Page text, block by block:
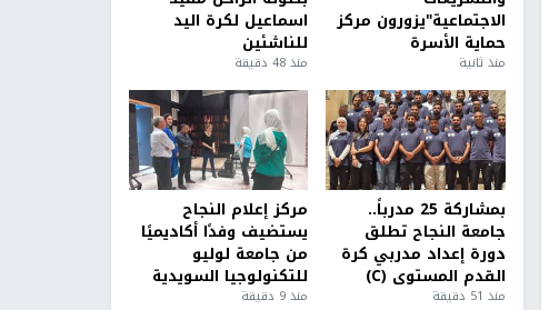
الاجتماعية"يزورون مركز
حماية الأسرة
منذ ثانية
اسماعيل لكرة اليد
للناشئين
منذ 48 دقيقة
بمشاركة 25 مدرباً..
جامعة النجاح تطلق
دورة إعداد مدربي كرة
القدم المستوى (C)
منذ 51 دقيقة
مركز إعلام النجاح
يستضيف وفدًا أكاديميًا
من جامعة لوليو
للتكنولوجيا السويدية
منذ 9 دقيقة